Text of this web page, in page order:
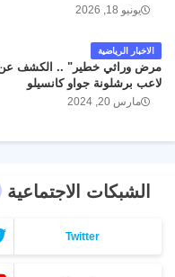
يونيو 18, 2026
الاخبار الرياضية
مرض وراثي خطير" .. الكشف عن
لاعب برشلونة جواو كانسيلو
مارس 20, 2024
الشبكات الاجتماعية
Twitter